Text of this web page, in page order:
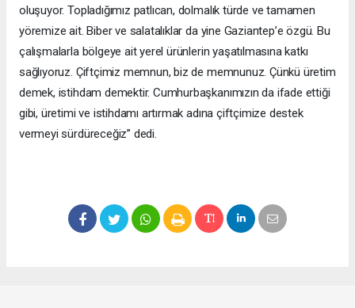
oluşuyor. Topladığımız patlıcan, dolmalık türde ve tamamen
yöremize ait. Biber ve salatalıklar da yine Gaziantep’e özgü. Bu
çalışmalarla bölgeye ait yerel ürünlerin yaşatılmasına katkı
sağlıyoruz. Çiftçimiz memnun, biz de memnunuz. Çünkü üretim
demek, istihdam demektir. Cumhurbaşkanımızın da ifade ettiği
gibi, üretimi ve istihdamı artırmak adına çiftçimize destek
vermeyi sürdüreceğiz” dedi.